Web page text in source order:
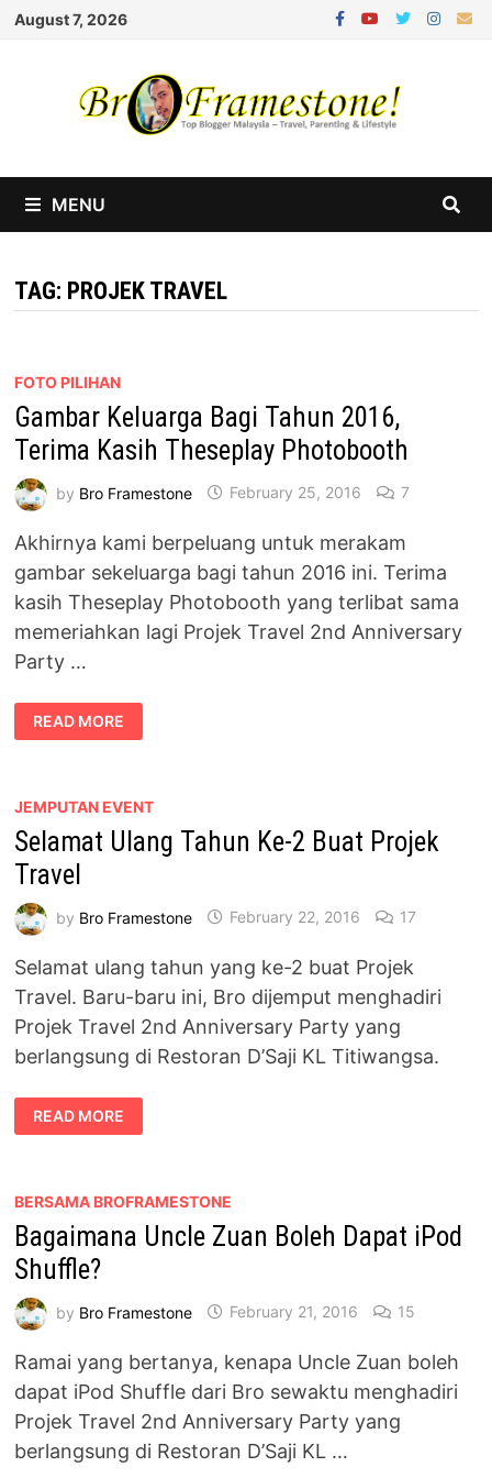
Skip
August 7, 2026
MENU
TAG: PROJEK TRAVEL
FOTO PILIHAN
Gambar Keluarga Bagi Tahun 2016,
Terima Kasih Theseplay Photobooth
by Bro Framestone February 25, 2016 7
Akhirnya kami berpeluang untuk merakam
gambar sekeluarga bagi tahun 2016 ini. Terima
kasih Theseplay Photobooth yang terlibat sama
memeriahkan lagi Projek Travel 2nd Anniversary
Party …
GAMBAR
KELUARGA
BAGI
KASIH
PHOTOBOOTH
READ MORE
JEMPUTAN EVENT
Selamat Ulang Tahun Ke-2 Buat Projek
Travel
by Bro Framestone February 22, 2016 17
Selamat ulang tahun yang ke-2 buat Projek
Travel. Baru-baru ini, Bro dijemput menghadiri
Projek Travel 2nd Anniversary Party yang
berlangsung di Restoran D’Saji KL Titiwangsa.
SELAMAT
ULANG
TAHUN
PROJEK
READ MORE
BERSAMA BROFRAMESTONE
Bagaimana Uncle Zuan Boleh Dapat iPod
Shuffle?
by Bro Framestone February 21, 2016 15
Ramai yang bertanya, kenapa Uncle Zuan boleh
dapat iPod Shuffle dari Bro sewaktu menghadiri
Projek Travel 2nd Anniversary Party yang
berlangsung di Restoran D’Saji KL …